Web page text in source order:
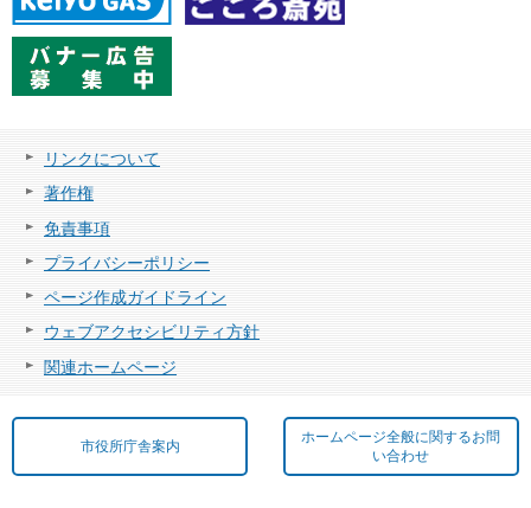
リンクについて
著作権
免責事項
プライバシーポリシー
ページ作成ガイドライン
ウェブアクセシビリティ方針
関連ホームページ
市役所庁舎案内
ホームページ全般に関するお問
い合わせ